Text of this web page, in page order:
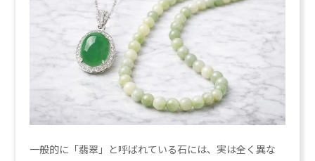
一般的に「翡翠」と呼ばれている石には、実は全く異な